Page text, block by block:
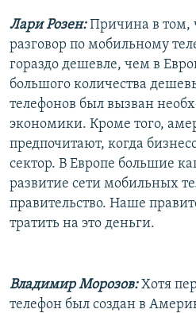
Лари Розен:Причина в том,
разговор по мобильному
гораздо дешевле, чем в
большого количества
телефонов был вызван
экономики. Кроме того,
предпочитают, когда
сектор. В Европе большие
развитие сети мобильных
правительство. Наше
тратить на это деньги.
Владимир Морозов:Хотя
телефон был создан в